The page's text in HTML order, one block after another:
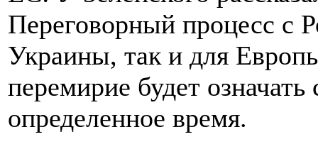
Переговорный процесс с
Украины, так и для
перемирие будет
определенное время.